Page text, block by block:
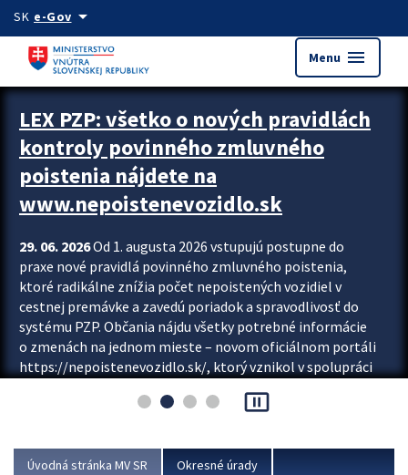
Preskocit na hlavný obsah
SK e-Govarrow_drop_down
Menu menu
Zastavit automatický posun upútavok
LEX PZP: všetko o nových pravidlách
kontroly povinného zmluvného
poistenia nájdete na
www.nepoistenevozidlo.sk
29. 06. 2026Od 1. augusta 2026 vstupujú postupne do
praxe nové pravidlá povinného zmluvného poistenia,
ktoré radikálne znížia počet nepoistených vozidiel v
cestnej premávke a zavedú poriadok a spravodlivosť do
systému PZP. Občania nájdu všetky potrebné informácie
o zmenách na jednom mieste – novom oficiálnom portáli
https://nepoistenevozidlo.sk/, ktorý vznikol v spolupráci
asociácie poisťovní (SLASPO) a Ministerstva vnútra SR.
Viac
pause_presentation
Úvodná stránka MV SR Okresné úrady